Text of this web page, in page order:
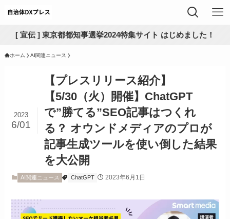
[ 宣伝 ] 東京都都知事選挙2024特集サイト はじめました！
ホーム AI関連ニュース
【プレスリリース紹介】
【5/30（火）開催】ChatGPT
で”勝てる”SEO記事はつくれ
る？ オウンドメディアのプロが
記事生成ツールを使い倒した結果
を大公開
2023
6/01
AI関連ニュース ChatGPT 2023年6月1日